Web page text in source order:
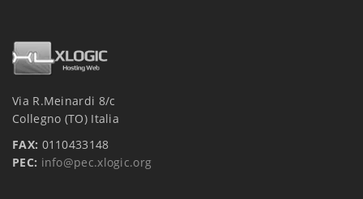
Via R.Meinardi 8/c
Collegno (TO) Italia
FAX: 0110433148
PEC: info@pec.xlogic.org